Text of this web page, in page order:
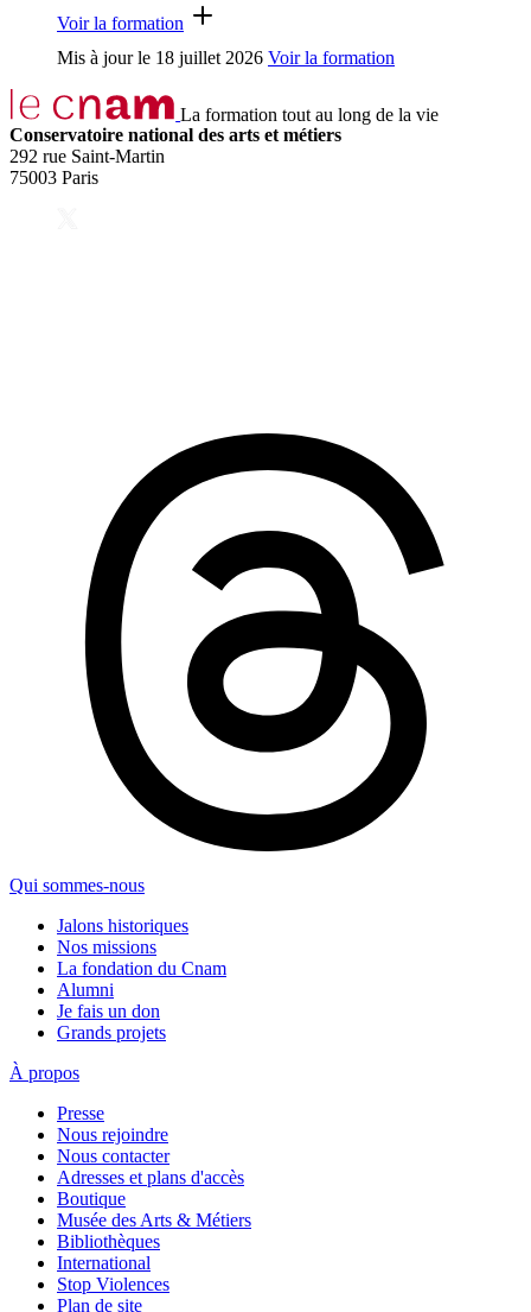
Voir la formation
Mis à jour le 18 juillet 2026 Voir la formation
La formation tout au long de la vie
Conservatoire national des arts et métiers
292 rue Saint-Martin
75003 Paris
Qui sommes-nous
Jalons historiques
Nos missions
La fondation du Cnam
Alumni
Je fais un don
Grands projets
À propos
Presse
Nous rejoindre
Nous contacter
Adresses et plans d'accès
Boutique
Musée des Arts & Métiers
Bibliothèques
International
Stop Violences
Plan de site